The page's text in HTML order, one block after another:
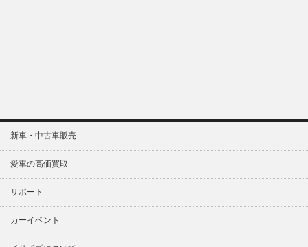
新車・中古車販売
愛車の高価買取
サポート
カーイベント